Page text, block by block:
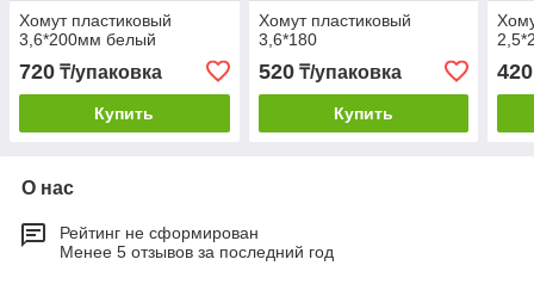
Хомут пластиковый
3,6*200мм белый
720 ₸/упаковка
Купить
Хомут пластиковый
3,6*180
520₸/упаковка
Купить
420
О нас
Рейтинг не сформирован
Менее 5 отзывов за последний год